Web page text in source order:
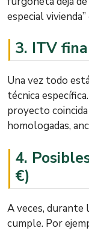
especial
3. ITV
Una vez todo
técnica
proyecto
homologadas,
4.
€)
A veces, durante
cumple. Por